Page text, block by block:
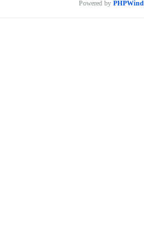
Powered by PHPWind